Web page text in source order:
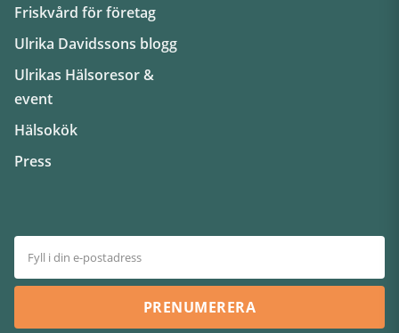
Friskvård för företag
Ulrika Davidssons blogg
Ulrikas Hälsoresor &
event
Hälsokök
Press
PRENUMERERA